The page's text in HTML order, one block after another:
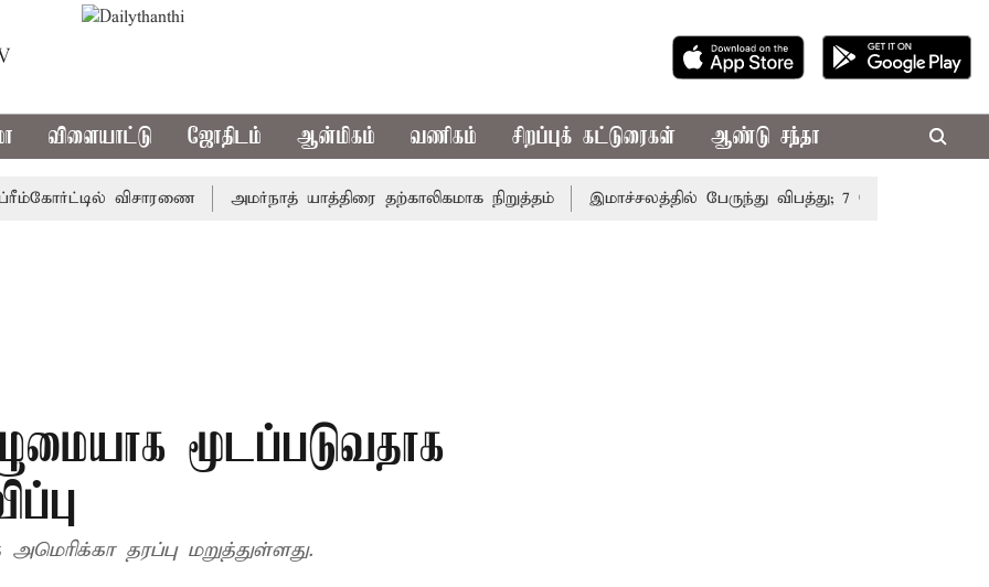
விளையாட்டு ஜோதிடம் ஆன்மிகம் வணிகம் சிறப்புக் கட்டுரைகள் ஆண்டு சந்தா
விசாரணை அமர்நாத் யாத்திரை தற்காலிகமாக நிறுத்தம் இமாச்சலத்தில் பேருந்து விபத்து; 7 பேர் பலி - பிரதமர்
மூடப்படுவதாக
தரப்பு மறுத்துள்ளது.